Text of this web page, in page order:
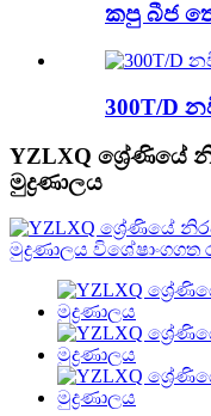
කපු බීජ
300T/D
YZLXQ ශ්‍රේණියේ
මුද්‍රණාලය